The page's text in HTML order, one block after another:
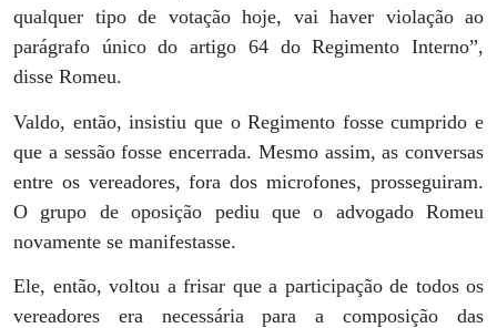
qualquer tipo de votação hoje, vai haver violação ao
parágrafo único do artigo 64 do Regimento Interno”,
disse Romeu.
Valdo, então, insistiu que o Regimento fosse cumprido e
que a sessão fosse encerrada. Mesmo assim, as conversas
entre os vereadores, fora dos microfones, prosseguiram.
O grupo de oposição pediu que o advogado Romeu
novamente se manifestasse.
Ele, então, voltou a frisar que a participação de todos os
vereadores era necessária para a composição das